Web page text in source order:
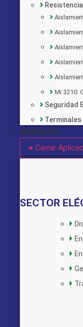
Mi 3210:
Seguridad
Aplicación
Cerrar
SECTOR